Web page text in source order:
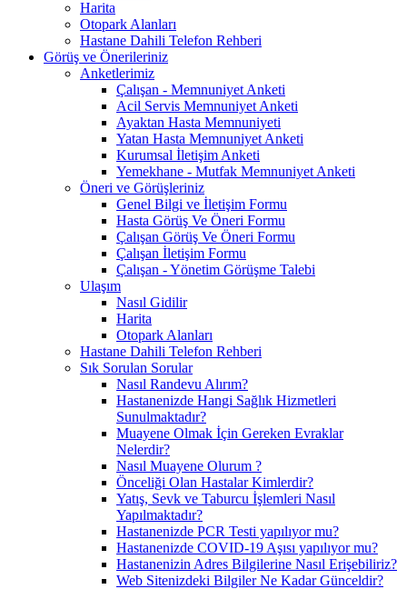
Harita
Otopark Alanları
Hastane Dahili Telefon Rehberi
Görüş ve Önerileriniz
Anketlerimiz
Çalışan - Memnuniyet Anketi
Acil Servis Memnuniyet Anketi
Ayaktan Hasta Memnuniyeti
Yatan Hasta Memnuniyet Anketi
Kurumsal İletişim Anketi
Yemekhane - Mutfak Memnuniyet Anketi
Öneri ve Görüşleriniz
Genel Bilgi ve İletişim Formu
Hasta Görüş Ve Öneri Formu
Çalışan Görüş Ve Öneri Formu
Çalışan İletişim Formu
Çalışan - Yönetim Görüşme Talebi
Ulaşım
Nasıl Gidilir
Harita
Otopark Alanları
Hastane Dahili Telefon Rehberi
Sık Sorulan Sorular
Nasıl Randevu Alırım?
Hastanenizde Hangi Sağlık Hizmetleri
Sunulmaktadır?
Muayene Olmak İçin Gereken Evraklar
Nelerdir?
Nasıl Muayene Olurum ?
Önceliği Olan Hastalar Kimlerdir?
Yatış, Sevk ve Taburcu İşlemleri Nasıl
Yapılmaktadır?
Hastanenizde PCR Testi yapılıyor mu?
Hastanenizde COVID-19 Aşısı yapılıyor mu?
Hastanenizin Adres Bilgilerine Nasıl Erişebiliriz?
Web Sitenizdeki Bilgiler Ne Kadar Günceldir?